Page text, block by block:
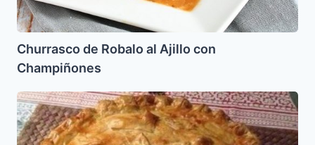
Churrasco de Robalo al Ajillo con
Champiñones
Tartaleta
de
champiñones